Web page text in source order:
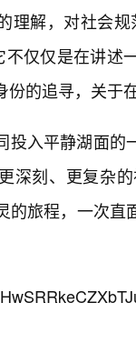
理解，对社会规
不仅仅是在讲
份的追寻，关于
投入平静湖面的
深刻、更复杂
的旅程，一次